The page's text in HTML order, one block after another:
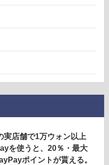
実店舗で1万ウォン以上
を使うと、20％・最大
ポイントが貰える。